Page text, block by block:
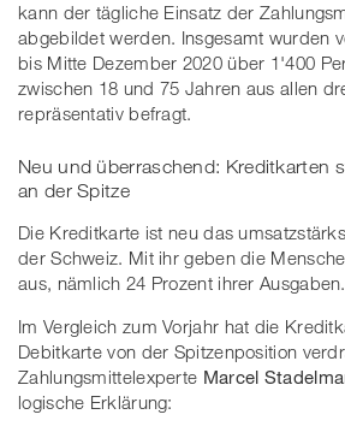
kann der tägliche Einsatz der
abgebildet werden. Insgesamt wurden
bis Mitte Dezember 2020 über 1'400
zwischen 18 und 75 Jahren aus allen
repräsentativ befragt.
Neu und überraschend: Kreditkarten
an der Spitze
Die Kreditkarte ist neu das
der Schweiz. Mit ihr geben die
aus, nämlich 24 Prozent ihrer Ausgaben.
Im Vergleich zum Vorjahr hat die
Debitkarte von der Spitzenposition
Zahlungsmittelexperte Marcel
logische Erklärung: